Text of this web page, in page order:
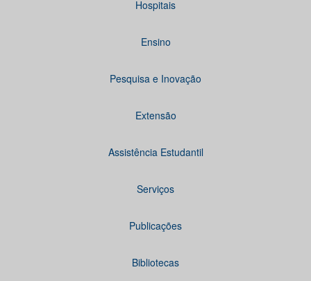
Hospitais
Ensino
Pesquisa e Inovação
Extensão
Assistência Estudantil
Serviços
Publicações
Bibliotecas